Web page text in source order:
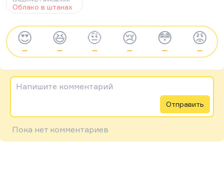
Облако в штанах
😍
—
😆
—
🤨
—
😢
—
😳
—
😡
—
Напишите комментарий
Отправить
Пока нет комментариев